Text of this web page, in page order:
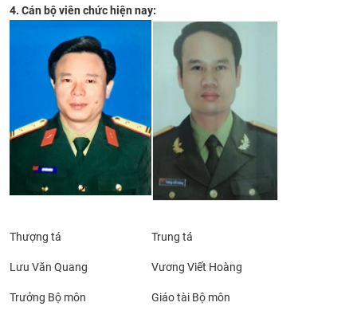
4. Cán bộ viên chức hiện nay:
Thượng tá
Lưu Văn Quang
Trưởng Bộ môn
Trung tá
Vương Viết Hoàng
Giáo tài Bộ môn